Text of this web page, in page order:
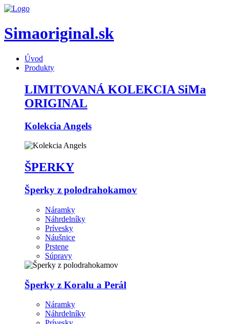
Simaoriginal.sk
Úvod
Produkty
LIMITOVANÁ KOLEKCIA SiMa
ORIGINAL
Kolekcia Angels
ŠPERKY
Šperky z polodrahokamov
Náramky
Náhrdelníky
Prívesky
Náušnice
Prstene
Súpravy
Šperky z Koralu a Perál
Náramky
Náhrdelníky